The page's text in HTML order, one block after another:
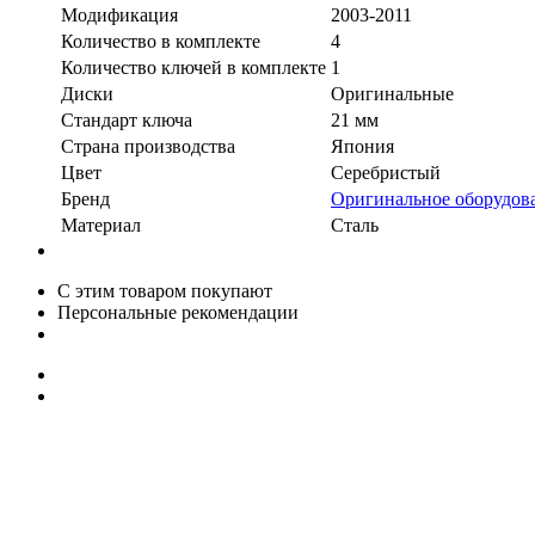
Модификация
2003-2011
Количество в комплекте
4
Количество ключей в комплекте 1
Диски
Оригинальные
Стандарт ключа
21 мм
Страна производства
Япония
Цвет
Серебристый
Бренд
Оригинальное
Материал
Сталь
С этим товаром покупают
Персональные рекомендации